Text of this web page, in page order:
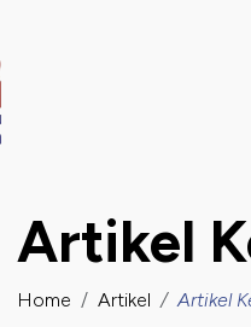
Artikel
Home Artikel Artikel